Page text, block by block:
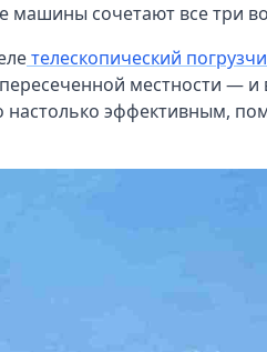
машины сочетают все три
телескопический
местности —
настолько эффективным,